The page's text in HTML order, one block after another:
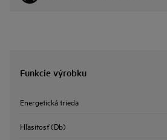
Funkcie výrobku
Energetická trieda
Hlasitosť (Db)